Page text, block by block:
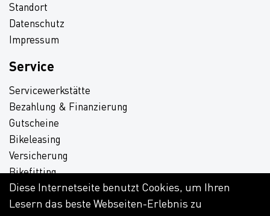
Standort
Datenschutz
Impressum
Service
Servicewerkstätte
Bezahlung & Finanzierung
Gutscheine
Bikeleasing
Versicherung
Bikefitting
Aktuelle Werbung
Download
Diese Internetseite benutzt Cookies, um Ihren
Lesern das beste Webseiten-Erlebnis zu